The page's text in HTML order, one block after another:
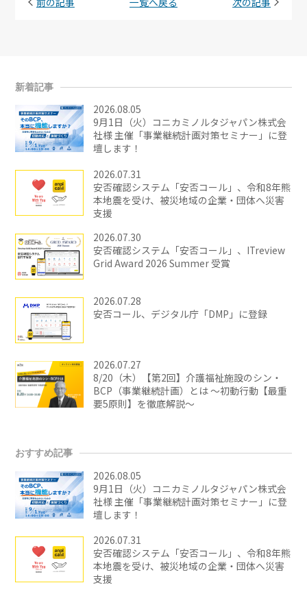
新着記事
2026.08.05
9月1日（火）コニカミノルタジャパン株式会
社様 主催「事業継続計画対策セミナー」に登
壇します！
2026.07.31
安否確認システム「安否コール」、令和8年熊
本地震を受け、被災地域の企業・団体へ災害
支援
2026.07.30
安否確認システム「安否コール」、ITreview
Grid Award 2026 Summer 受賞
2026.07.28
安否コール、デジタル庁「DMP」に登録
2026.07.27
8/20（木）【第2回】介護福祉施設のシン・
BCP（事業継続計画）とは ～初動行動【最重
要5原則】を徹底解説～
おすすめ記事
2026.08.05
9月1日（火）コニカミノルタジャパン株式会
社様 主催「事業継続計画対策セミナー」に登
壇します！
2026.07.31
安否確認システム「安否コール」、令和8年熊
本地震を受け、被災地域の企業・団体へ災害
支援